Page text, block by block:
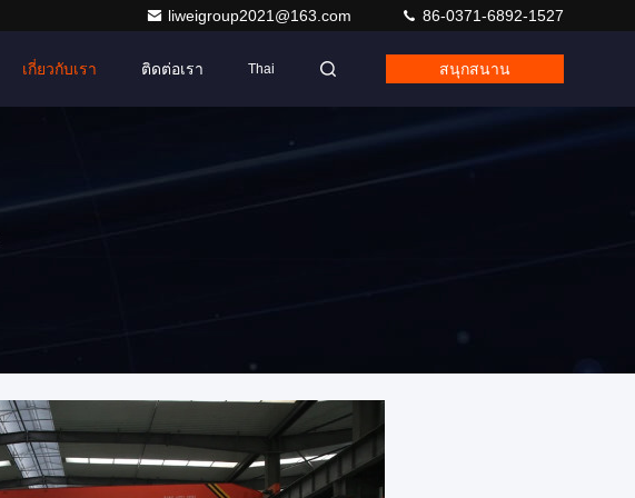
liweigroup2021@163.com 86-0371-6892-1527
เกี่ยวกับเรา ติดต่อเรา Thai สนุกสนาน